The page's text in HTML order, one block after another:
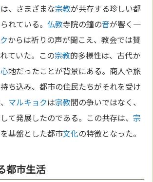
は、さまざまな宗教が共存する珍しい都
れている。仏教寺院の鐘の音が響く一
からは祈りの声が聞こえ、教会では賛
ていた。この宗教的多様性は、古代か
心地だったことが背景にある。商人や旅
ち込み、都市の住民たちがそれを受け
マルキョクは宗教間の争いではなく、
て発展したのである。この共存は、 宗
基盤とした都市文化の特徴となった。
都市生活